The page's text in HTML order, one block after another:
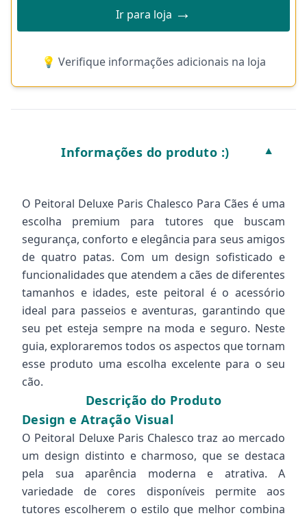
Ir para loja →
💡 Verifique informações adicionais na loja
Informações do produto :) ▼
O Peitoral Deluxe Paris Chalesco Para Cães é uma
escolha premium para tutores que buscam
segurança, conforto e elegância para seus amigos
de quatro patas. Com um design sofisticado e
funcionalidades que atendem a cães de diferentes
tamanhos e idades, este peitoral é o acessório
ideal para passeios e aventuras, garantindo que
seu pet esteja sempre na moda e seguro. Neste
guia, exploraremos todos os aspectos que tornam
esse produto uma escolha excelente para o seu
cão.
Descrição do Produto
Design e Atração Visual
O Peitoral Deluxe Paris Chalesco traz ao mercado
um design distinto e charmoso, que se destaca
pela sua aparência moderna e atrativa. A
variedade de cores disponíveis permite aos
tutores escolherem o estilo que melhor combina